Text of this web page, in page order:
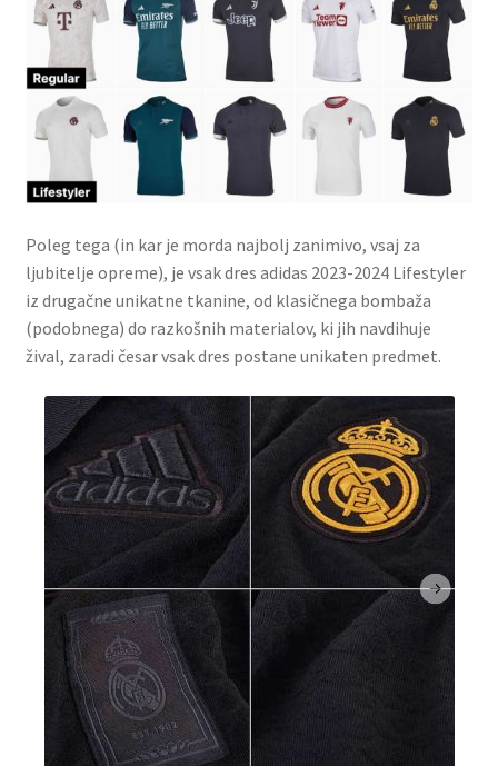
Poleg tega (in kar je morda najbolj zanimivo, vsaj za
ljubitelje opreme), je vsak dres adidas 2023-2024 Lifestyler
iz drugačne unikatne tkanine, od klasičnega bombaža
(podobnega) do razkošnih materialov, ki jih navdihuje
žival, zaradi česar vsak dres postane unikaten predmet.